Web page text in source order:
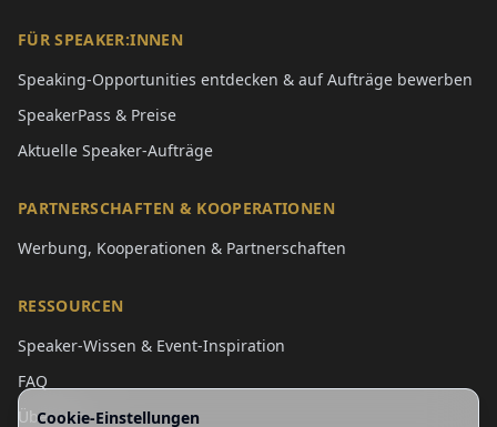
FÜR SPEAKER:INNEN
Speaking-Opportunities entdecken & auf Aufträge bewerben
SpeakerPass & Preise
Aktuelle Speaker-Aufträge
PARTNERSCHAFTEN & KOOPERATIONEN
Werbung, Kooperationen & Partnerschaften
RESSOURCEN
Speaker-Wissen & Event-Inspiration
FAQ
Über uns
Cookie-Einstellungen